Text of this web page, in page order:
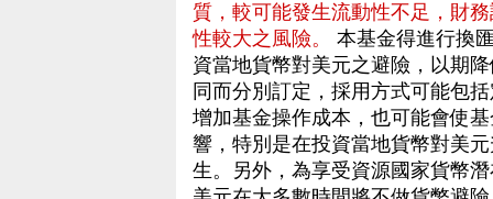
質，較可能發生流動性不足，財
性較大之風險。
本基金得進行換
資當地貨幣對美元之避險，以期
同而分別訂定，採用方式可能包
增加基金操作成本，也可能會使
響，特別是在投資當地貨幣對美
生。另外，為享受資源國家貨幣